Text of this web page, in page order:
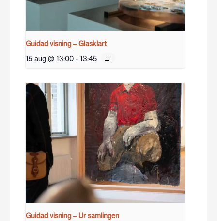
Guidad visning – Glasklart
15 aug @ 13:00 - 13:45
Guidad visning – Ur samlingen